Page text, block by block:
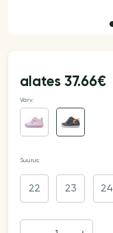
alates37.66€
Värv:
Suurus:
22 23 24